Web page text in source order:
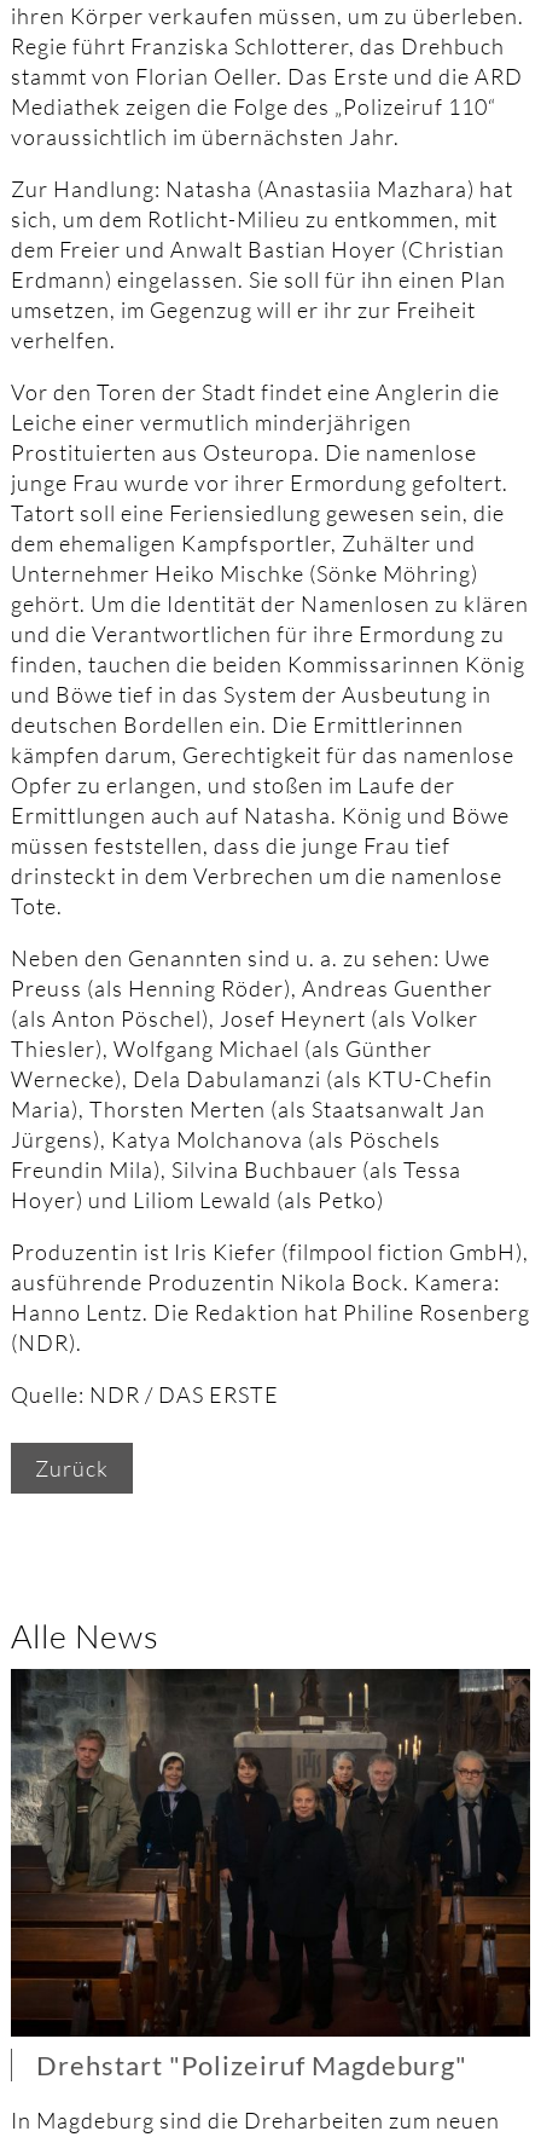
ihren Körper verkaufen müssen, um zu überleben.
Regie führt Franziska Schlotterer, das Drehbuch
stammt von Florian Oeller. Das Erste und die ARD
Mediathek zeigen die Folge des „Polizeiruf 110“
voraussichtlich im übernächsten Jahr.
Zur Handlung: Natasha (Anastasiia Mazhara) hat
sich, um dem Rotlicht-Milieu zu entkommen, mit
dem Freier und Anwalt Bastian Hoyer (Christian
Erdmann) eingelassen. Sie soll für ihn einen Plan
umsetzen, im Gegenzug will er ihr zur Freiheit
verhelfen.
Vor den Toren der Stadt findet eine Anglerin die
Leiche einer vermutlich minderjährigen
Prostituierten aus Osteuropa. Die namenlose
junge Frau wurde vor ihrer Ermordung gefoltert.
Tatort soll eine Feriensiedlung gewesen sein, die
dem ehemaligen Kampfsportler, Zuhälter und
Unternehmer Heiko Mischke (Sönke Möhring)
gehört. Um die Identität der Namenlosen zu klären
und die Verantwortlichen für ihre Ermordung zu
finden, tauchen die beiden Kommissarinnen König
und Böwe tief in das System der Ausbeutung in
deutschen Bordellen ein. Die Ermittlerinnen
kämpfen darum, Gerechtigkeit für das namenlose
Opfer zu erlangen, und stoßen im Laufe der
Ermittlungen auch auf Natasha. König und Böwe
müssen feststellen, dass die junge Frau tief
drinsteckt in dem Verbrechen um die namenlose
Tote.
Neben den Genannten sind u. a. zu sehen: Uwe
Preuss (als Henning Röder), Andreas Guenther
(als Anton Pöschel), Josef Heynert (als Volker
Thiesler), Wolfgang Michael (als Günther
Wernecke), Dela Dabulamanzi (als KTU-Chefin
Maria), Thorsten Merten (als Staatsanwalt Jan
Jürgens), Katya Molchanova (als Pöschels
Freundin Mila), Silvina Buchbauer (als Tessa
Hoyer) und Liliom Lewald (als Petko)
Produzentin ist Iris Kiefer (filmpool fiction GmbH),
ausführende Produzentin Nikola Bock. Kamera:
Hanno Lentz. Die Redaktion hat Philine Rosenberg
(NDR).
Quelle: NDR / DAS ERSTE
Zurück
Alle News
Drehstart "Polizeiruf Magdeburg"
In Magdeburg sind die Dreharbeiten zum neuen